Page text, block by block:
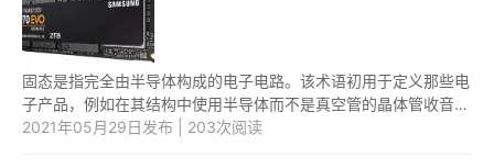
固态是指完全由半导体构成的电子电路。该术语初用于定义那些电
子产品，例如在其结构中使用半导体而不是真空管的晶体管收音
机。 今天的大多数电子产品都是围绕半导体和芯片构建的。固态
2021年05月29日发布 | 203次阅读